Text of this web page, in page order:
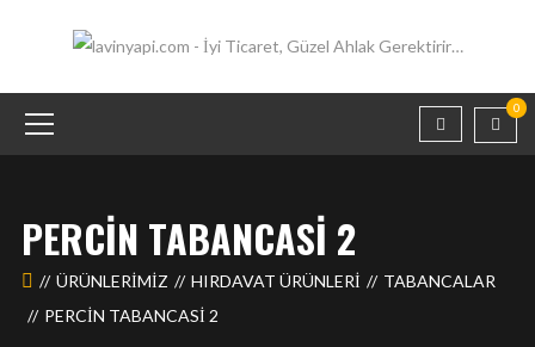
0
PERCIN TABANCASI 2
ÜRÜNLERIMIZ HIRDAVAT ÜRÜNLERİ
TABANCALAR
PERCIN TABANCASI 2